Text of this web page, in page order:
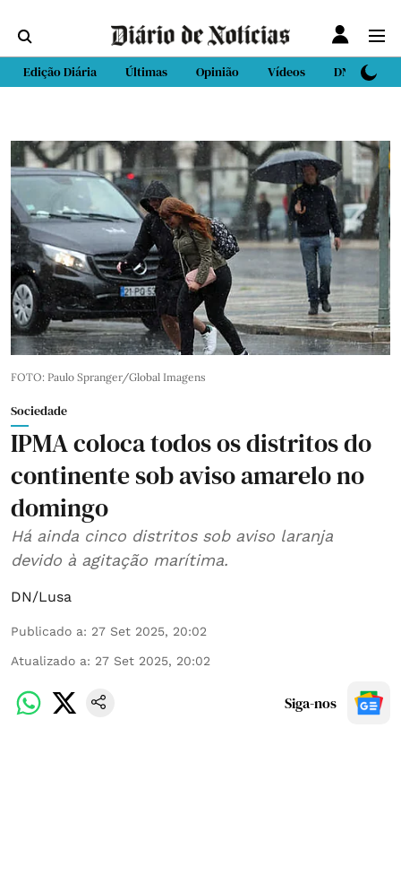
Edição Diária Últimas Opinião Vídeos DN Sport
FOTO: Paulo Spranger/Global Imagens
Sociedade
IPMA coloca todos os distritos do
continente sob aviso amarelo no
domingo
Há ainda cinco distritos sob aviso laranja
devido à agitação marítima.
DN/Lusa
Publicado a: 27 Set 2025, 20:02
Atualizado a: 27 Set 2025, 20:02
Siga-nos